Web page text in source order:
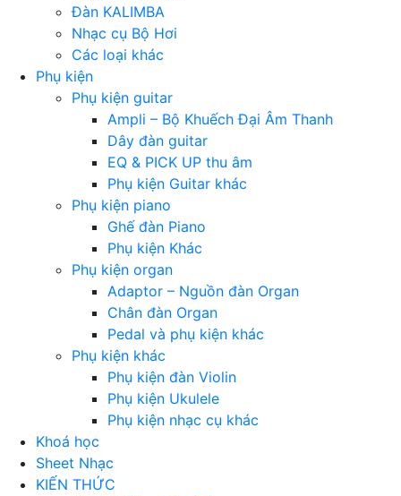
Đàn KALIMBA
Nhạc cụ Bộ Hơi
Các loại khác
Phụ kiện
Phụ kiện guitar
Ampli – Bộ Khuếch Đại Âm Thanh
Dây đàn guitar
EQ & PICK UP thu âm
Phụ kiện Guitar khác
Phụ kiện piano
Ghế đàn Piano
Phụ kiện Khác
Phụ kiện organ
Adaptor – Nguồn đàn Organ
Chân đàn Organ
Pedal và phụ kiện khác
Phụ kiện khác
Phụ kiện đàn Violin
Phụ kiện Ukulele
Phụ kiện nhạc cụ khác
Khoá học
Sheet Nhạc
KIẾN THỨC